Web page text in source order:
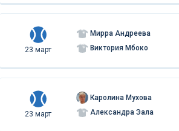
23 март
Мирра Андреева
Виктория Мбоко
23 март
Каролина Мухова
Александра Эала